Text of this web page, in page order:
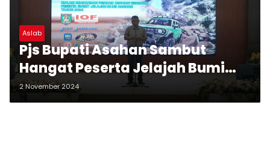
Aslab
Pjs Bupati Asahan Sambut
Hangat Peserta Jelajah Bumi
Asahan 2024
2 November 2024